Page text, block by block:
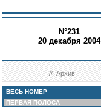
N°231
20 декабря 2004
//Архив
ВЕСЬ НОМЕР
ПЕРВАЯ ПОЛОСА